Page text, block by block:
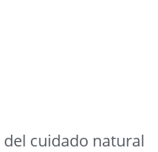
cuidado natural